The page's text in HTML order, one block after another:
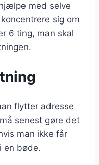
med selve
sig om
6 ting, man skal
flytter adresse
senest gøre det
man ikke får
en bøde.